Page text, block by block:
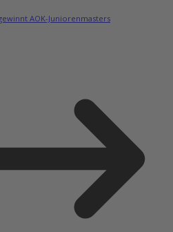
AOK-Juniorenmasters